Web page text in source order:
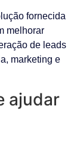
fornecida
melhorar
de leads
marketing e
ajudar